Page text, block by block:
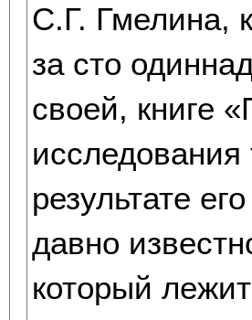
С.Г. Гмелина,
за сто
своей, книге
результате
давно
который